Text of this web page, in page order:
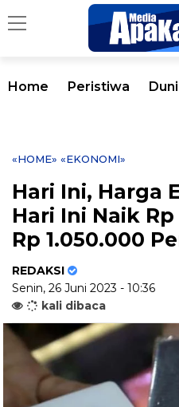
Home Peristiwa
«HOME» «EKONOMI»
Hari Ini, Harga
Hari Ini Naik
Rp 1.050.000
REDAKSI
Senin, 26 Juni 2023 - 10:36
kali dibaca